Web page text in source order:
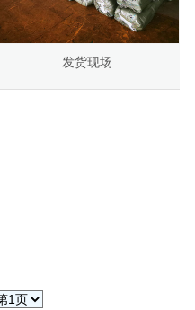
发货现场